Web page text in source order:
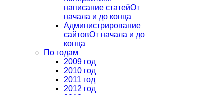
написание статейОт
начала и до конца
Администрирование
сайтовОт начала и до
конца
По годам
2009 год
2010 год
2011 год
2012 год